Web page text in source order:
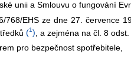
unii a Smlouvu o fungování
768/EHS ze dne 27. července
(1) , a zejména na čl. 8
pro bezpečnost spotřebitele,